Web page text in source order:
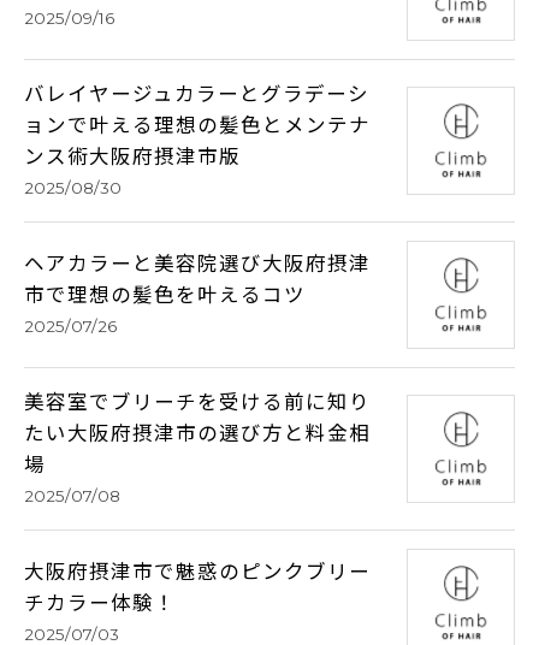
2025/09/16
バレイヤージュカラーとグラデーシ
ョンで叶える理想の髪色とメンテナ
ンス術大阪府摂津市版
2025/08/30
ヘアカラーと美容院選び大阪府摂津
市で理想の髪色を叶えるコツ
2025/07/26
美容室でブリーチを受ける前に知り
たい大阪府摂津市の選び方と料金相
場
2025/07/08
大阪府摂津市で魅惑のピンクブリー
チカラー体験！
2025/07/03